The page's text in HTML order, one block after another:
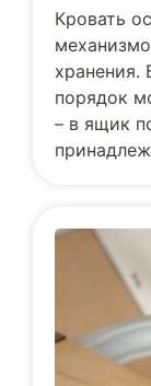
Кровать
хранения.
порядок
– в ящик